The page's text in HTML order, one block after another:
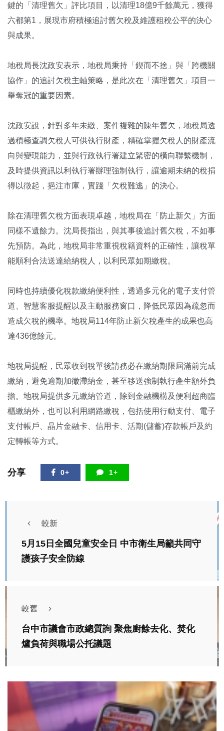
鍵的「清理舊欠」評比項目，以清理18億9千餘萬元，獲得
六都第1，展現市府積極追討舊欠稅及維護租稅公平的決心
與成果。
地稅局長沈政安表示，地稅局秉持「鍥而不捨」與「跨機關
協作」的追討欠稅主軸策略，是此次在「清理舊欠」項目一
舉奪冠的重要因素。
沈政安說，針對多年未繳、案件複雜的陳年舊欠，地稅局透
過積極查調欠稅人可供執行財產，精確掌握欠稅人的財產流
向與變現能力，並與行政執行署建立緊密的橫向聯繫機制，
及時提供資訊以利執行署辦理強制執行，讓逾期未納的稅捐
得以徵起，挹注市庫，實踐「欠稅難逃」的決心。
除在清理舊欠稅方面表現卓越，地稅局在「防止新欠」方面
同樣不遺餘力。沈局長指出，與其事後追討舊欠稅，不如事
先預防。為此，地稅局非常重視稅籍資料的正確性，讓稅單
能順利合法送達給納稅人，以利民眾如期繳稅。
同時也持續優化稅款繳納便利性，透過多元化的電子支付管
道、智慧客服提醒以及主動服務窗口，降低民眾因為疏忽而
造成欠稅的機率。地稅局114年防止新欠稅產生的成果也高
達436億餘元。
地稅局提醒，民眾收到稅單後請務必在繳納期限屆滿前完成
繳納，避免逾期加徵滯納金，甚至移送強制執行產生額外負
擔。地稅局提供多元繳納管道，除到金融機構及便利超商臨
櫃繳納外，也可以利用網路繳稅，包括使用行動支付、電子
支付帳戶、晶片金融卡、信用卡、活期(儲蓄)存款帳戶及約
定轉帳等方式。
分享 0+ 1+
較新
5月15日全國兒童安全日 中市衛生局籲共同守
護孩子安全防線
較舊
台中市議會市政總質詢 聚焦廚餘去化、焚化
爐負荷與職場公托議題